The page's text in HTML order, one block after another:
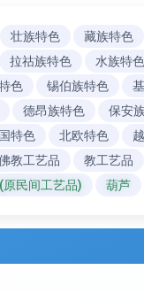
壮族特色 藏族特色
拉祜族特色 水族特色
色 锡伯族特色
德昂族特色 保安
特色 北欧特色
教工艺品 教工艺品
民间工艺品) 葫芦